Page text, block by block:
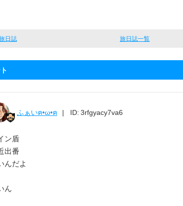
日誌 旅日誌一覧
ふぁいฅ•ω•ฅ ID: 3rfgyacy7va6
ン盾
出番
んだよ
ん